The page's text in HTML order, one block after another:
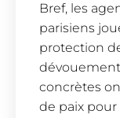
Bref, les
parisiens
protection
concrètes
de paix pour